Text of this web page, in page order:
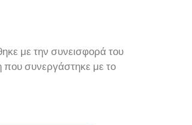
με την συνεισφορά του
που συνεργάστηκε με το